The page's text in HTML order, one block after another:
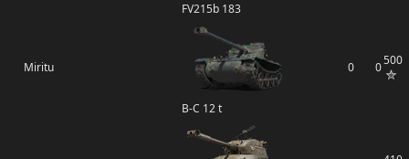
FV215b 183
Miritu
B-C 12 t
0 0500